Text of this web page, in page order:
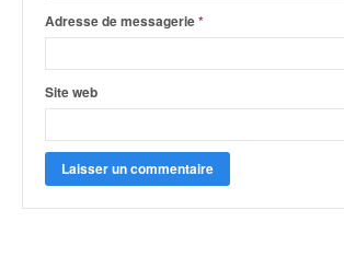
Adresse de messagerie*
Site web